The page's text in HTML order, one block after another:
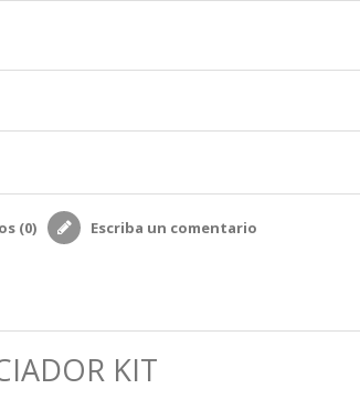
(0) Escriba un comentario
KIT